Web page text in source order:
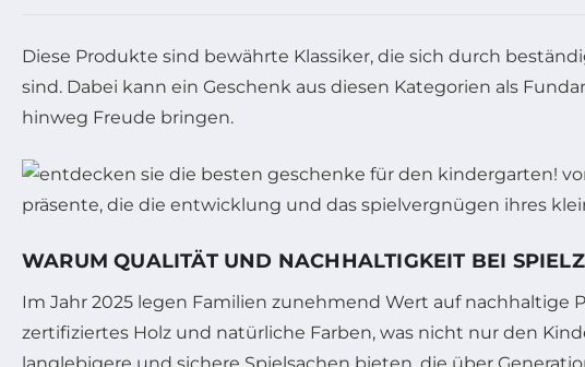
Diese Produkte sind bewährte Klassiker, die sich durch
sind. Dabei kann ein Geschenk aus diesen Kategorien als
hinweg Freude bringen.
WARUM QUALITÄT UND NACHHALTIGKEIT BEI
Im Jahr 2025 legen Familien zunehmend Wert auf nachhaltige
zertifiziertes Holz und natürliche Farben, was nicht nur den